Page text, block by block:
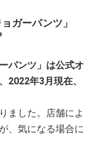
ガーパンツ」
パンツ」は公式オ
2022年3月現在、
ました。店舗によ
、気になる場合に